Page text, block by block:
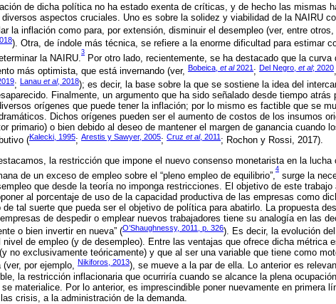
de dicha política no ha estado exenta de críticas, y de hecho las mismas
aspectos cruciales. Uno es sobre la solidez y viabilidad de la NAIRU
la inflación como para, por extensión, disminuir el desempleo (ver, entre otros,
). Otra, de índole más técnica, se refiere a la enorme dificultad para estimar
la NAIRU.
3
Por otro lado, recientemente, se ha destacado que la curva
más optimista, que está invernando (ver, Bobeica, et al2021 ; Del Negro, et al; 2020,
; Lanau et al, 2018); es decir, la base sobre la que se sostiene la idea del
Finalmente, un argumento que ha sido señalado desde tiempo atrás
orígenes que puede tener la inflación; por lo mismo es factible que se
Dichos orígenes pueden ser el aumento de costos de los insumos
primario) o bien debido al deseo de mantener el margen de ganancia cuando
(Kalecki, 1995; Arestis y Sawyer, 2005; Cruz et al, 2011 ; Rochon y Rossi, 2017).
la restricción que impone el nuevo consenso monetarista en la lucha
de un exceso de empleo sobre el “pleno empleo de equilibrio”,
4
surge la
que desde la teoría no imponga restricciones. El objetivo de este trabajo
al porcentaje de uso de la capacidad productiva de las empresas como
tal suerte que pueda ser el objetivo de política para abatirlo. La propuesta
de despedir o emplear nuevos trabajadores tiene su analogía en las
o bien invertir en nueva” (O’Shaughnessy, 2011, p. 326). Es decir, la evolución
de empleo (y de desempleo). Entre las ventajas que ofrece dicha métrica
no exclusivamente teóricamente) y que al ser una variable que tiene como
por ejemplo, Nikiforos, 2013), se mueve a la par de ella. Lo anterior es
la restricción inflacionaria que ocurriría cuando se alcance la plena
materialice. Por lo anterior, es imprescindible poner nuevamente en primera
crisis, a la administración de la demanda.